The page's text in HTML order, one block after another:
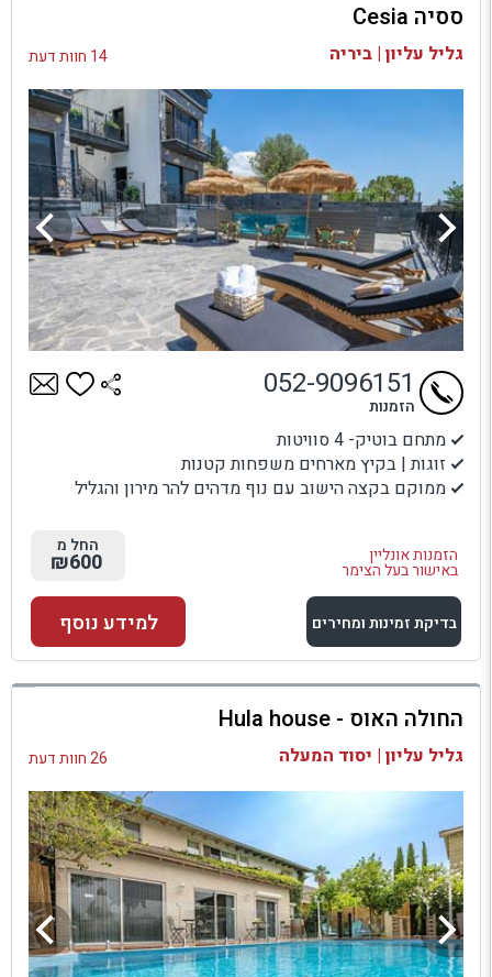
בדיקת זמינות ומחירים
ססיה Cesia
גליל עליון | ביריה 14 חוות דעת
מתחם בוטיק- 4 סוויטות
זוגות | בקיץ מארחים משפחות קטנות
ממוקם בקצה הישוב עם נוף מדהים להר מירון והגליל
הזמנות אונליין
באישור בעל הצימר
052-9096151
הזמנות
החל מ
₪600
בדיקת זמינות ומחירים
למתחם זה
בדיקת זמינות ומחירים
למידע נוסף
החולה האוס - Hula house
גליל עליון | יסוד המעלה 26 חוות דעת